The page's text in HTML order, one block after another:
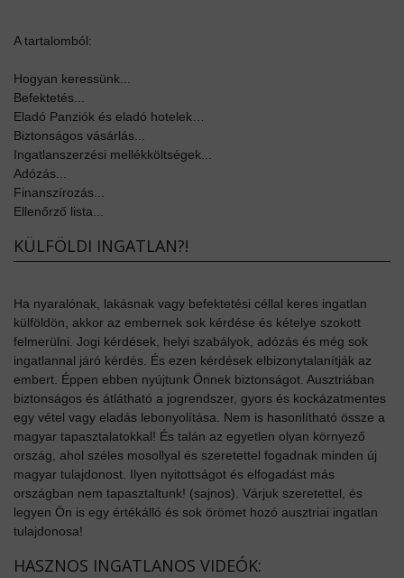
A tartalomból:
Hogyan keressünk...
Befektetés...
Eladó Panziók és eladó hotelek…
Biztonságos vásárlás...
Ingatlanszerzési mellékköltségek...
Adózás...
Finanszírozás...
Ellenőrző lista...
KÜLFÖLDI INGATLAN?!
Ha nyaralónak, lakásnak vagy befektetési céllal keres ingatlan
külföldön, akkor az embernek sok kérdése és kételye szokott
felmerülni. Jogi kérdések, helyi szabályok, adózás és még sok
ingatlannal járó kérdés. És ezen kérdések elbizonytalanítják az
embert. Éppen ebben nyújtunk Önnek biztonságot. Ausztriában
biztonságos és átlátható a jogrendszer, gyors és kockázatmentes
egy vétel vagy eladás lebonyolítása. Nem is hasonlítható össze a
magyar tapasztalatokkal! És talán az egyetlen olyan környező
ország, ahol széles mosollyal és szeretettel fogadnak minden új
magyar tulajdonost. Ilyen nyitottságot és elfogadást más
országban nem tapasztaltunk! (sajnos). Várjuk szeretettel, és
legyen Ön is egy értékálló és sok örömet hozó ausztriai ingatlan
tulajdonosa!
HASZNOS INGATLANOS VIDEÓK: